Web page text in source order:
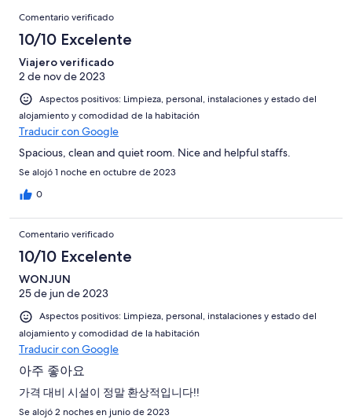
puntuación
Normal
una
puntuación
Mediocre
una
puntuación
de
Horrible
Comentarios
Comentario verificado
10/10 Excelente
Viajero verificado
2 de nov de 2023
Aspectos positivos: Limpieza, personal, instalaciones y estado del
alojamiento y comodidad de la habitación
Traducir con Google
Spacious, clean and quiet room. Nice and helpful staffs.
Se alojó 1 noche en octubre de 2023
0
Comentario verificado
10/10 Excelente
WONJUN
25 de jun de 2023
Aspectos positivos: Limpieza, personal, instalaciones y estado del
alojamiento y comodidad de la habitación
Traducir con Google
아주 좋아요
가격 대비 시설이 정말 환상적입니다!!
Se alojó 2 noches en junio de 2023